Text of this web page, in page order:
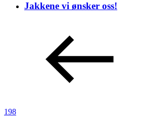
Jakkene vi ønsker oss!
198